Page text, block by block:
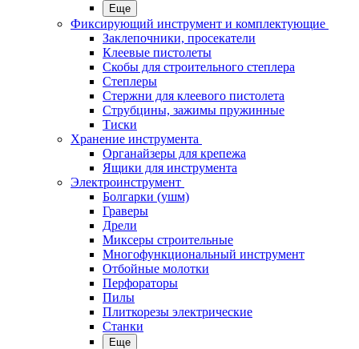
Еще
Фиксирующий инструмент и комплектующие
Заклепочники, просекатели
Клеевые пистолеты
Скобы для строительного степлера
Степлеры
Стержни для клеевого пистолета
Струбцины, зажимы пружинные
Тиски
Хранение инструмента
Органайзеры для крепежа
Ящики для инструмента
Электроинструмент
Болгарки (ушм)
Граверы
Дрели
Миксеры строительные
Многофункциональный инструмент
Отбойные молотки
Перфораторы
Пилы
Плиткорезы электрические
Станки
Еще